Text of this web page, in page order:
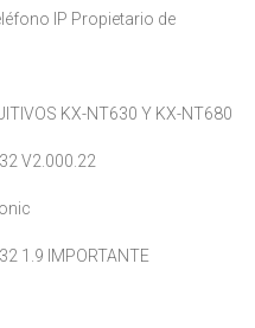
IP Propietario de
KX-NT630 Y KX-NT680
V2.000.22
1.9 IMPORTANTE